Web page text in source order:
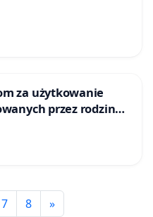
za użytkowanie
przez rodzinne
7 8 »